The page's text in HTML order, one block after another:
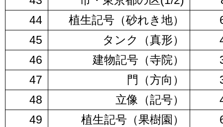
44
植生記号（砂れき地）
45
タンク（真形）
46
建物記号（寺院）
47
門（方向）
48
立像（記号）
49
植生記号（果樹園）